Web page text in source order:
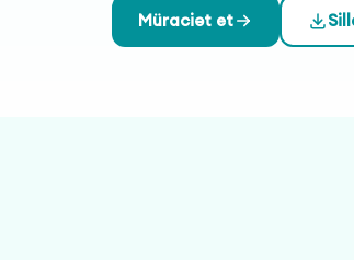
isə BCI tədqiqat
karyera imkanları ilə bağlı
Müraciət et